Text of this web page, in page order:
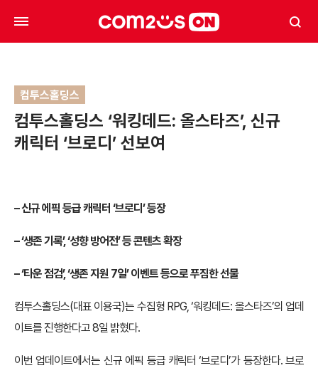
컴투스홀딩스
컴투스홀딩스 ‘워킹데드: 올스타즈’, 신규
캐릭터 ‘브로디’ 선보여
– 신규 에픽 등급 캐릭터 ‘브로디’ 등장
– ‘생존 기록’, ‘성향 방어전’ 등 콘텐츠 확장
– ‘타운 점검’, ‘생존 지원 7일’ 이벤트 등으로 푸짐한 선물
컴투스홀딩스(대표 이용국)는 수집형 RPG, ‘워킹데드: 올스타즈’의 업데
이트를 진행한다고 8일 밝혔다.
이번 업데이트에서는 신규 에픽 등급 캐릭터 ‘브로디’가 등장한다. 브로